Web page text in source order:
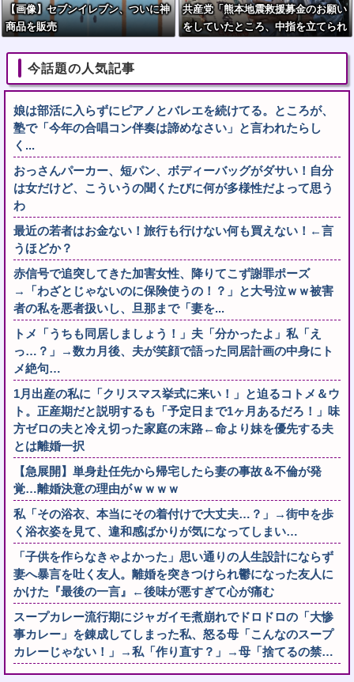
【画像】セブンイレブン、ついに神
商品を販売
共産党「熊本地震救援募金のお願い
をしていたところ、中指を立てられ
今話題の人気記事
娘は部活に入らずにピアノとバレエを続けてる。ところが、
塾で「今年の合唱コン伴奏は諦めなさい」と言われたらし
く...
おっさんパーカー、短パン、ボディーバッグがダサい！自分
は女だけど、こういうの聞くたびに何が多様性だよって思う
わ
最近の若者はお金ない！旅行も行けない何も買えない！←言
うほどか？
赤信号で追突してきた加害女性、降りてこず謝罪ポーズ
→「わざとじゃないのに保険使うの！？」と大号泣ｗｗ被害
者の私を悪者扱いし、旦那まで「妻を...
トメ「うちも同居しましょう！」夫「分かったよ」私「え
っ…？」→数カ月後、夫が笑顔で語った同居計画の中身にト
メ絶句…
1月出産の私に「クリスマス挙式に来い！」と迫るコトメ＆ウ
ト。正産期だと説明するも「予定日まで1ヶ月あるだろ！」味
方ゼロの夫と冷え切った家庭の末路←命より妹を優先する夫
とは離婚一択
【急展開】単身赴任先から帰宅したら妻の事故＆不倫が発
覚…離婚決意の理由がｗｗｗｗ
私「その浴衣、本当にその着付けで大丈夫…？」→街中を歩
く浴衣姿を見て、違和感ばかりが気になってしまい…
「子供を作らなきゃよかった」思い通りの人生設計にならず
妻へ暴言を吐く友人。離婚を突きつけられ鬱になった友人に
かけた『最後の一言』←後味が悪すぎて心が痛む
スープカレー流行期にジャガイモ煮崩れでドロドロの「大惨
事カレー」を錬成してしまった私、怒る母「こんなのスープ
カレーじゃない！」→私「作り直す？」→母「捨てるの禁…